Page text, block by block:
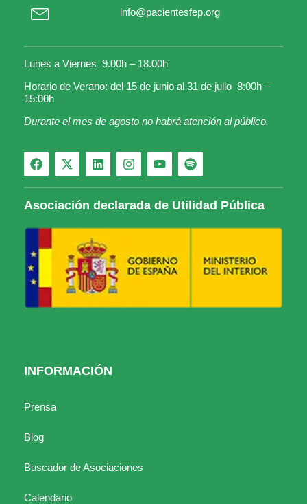
info@pacientesfep.org
Lunes a Viernes 9.00h – 18.00h
Horario de Verano: del 15 de junio al 31 de julio 8:00h –
15:00h
Durante el mes de agosto no habrá atención al público.
Asociación declarada de Utilidad Pública
INFORMACIÓN
Prensa
Blog
Buscador de Asociaciones
Calendario